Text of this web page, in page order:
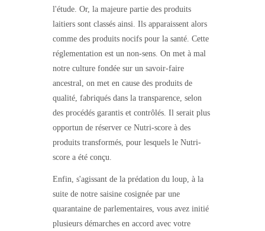
l'étude. Or, la majeure partie des produits
laitiers sont classés ainsi. Ils apparaissent alors
comme des produits nocifs pour la santé. Cette
réglementation est un non-sens. On met à mal
notre culture fondée sur un savoir-faire
ancestral, on met en cause des produits de
qualité, fabriqués dans la transparence, selon
des procédés garantis et contrôlés. Il serait plus
opportun de réserver ce Nutri-score à des
produits transformés, pour lesquels le Nutri-
score a été conçu.
Enfin, s'agissant de la prédation du loup, à la
suite de notre saisine cosignée par une
quarantaine de parlementaires, vous avez initié
plusieurs démarches en accord avec votre